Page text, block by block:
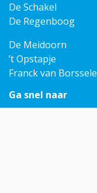
De Schakel
De Regenboog
De Meidoorn
’t Opstapje
Franck van Borssele
Ga snel naar